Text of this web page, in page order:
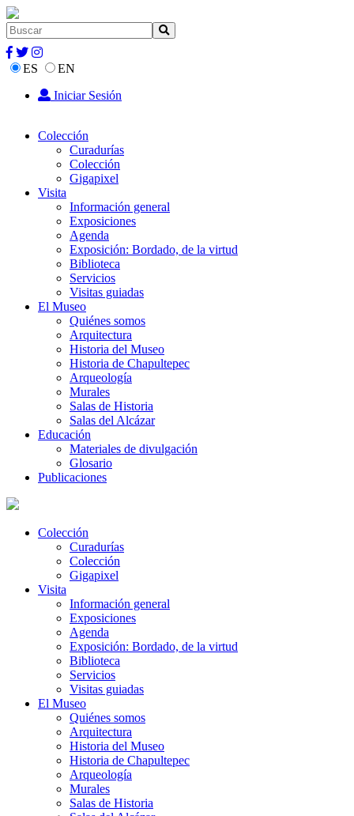
ES
EN
Iniciar Sesión
Colección
Curadurías
Colección
Gigapixel
Visita
Información general
Exposiciones
Agenda
Exposición: Bordado, de la virtud
Biblioteca
Servicios
Visitas guiadas
El Museo
Quiénes somos
Arquitectura
Historia del Museo
Historia de Chapultepec
Arqueología
Murales
Salas de Historia
Salas del Alcázar
Educación
Materiales de divulgación
Glosario
Publicaciones
Colección
Curadurías
Colección
Gigapixel
Visita
Información general
Exposiciones
Agenda
Exposición: Bordado, de la virtud
Biblioteca
Servicios
Visitas guiadas
El Museo
Quiénes somos
Arquitectura
Historia del Museo
Historia de Chapultepec
Arqueología
Murales
Salas de Historia